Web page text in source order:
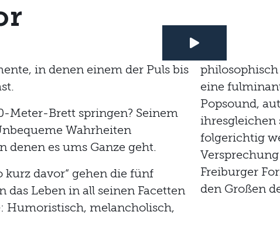
in denen einem der Puls bis
Meter-Brett springen? Seinem
Wahrheiten
denen es ums Ganze geht.
davor“ gehen die fünf
das Leben in all seinen Facetten
Humoristisch, melancholisch,
eine
Popsound,
ihresgleichen
folgerichtig
Freiburger
den Großen